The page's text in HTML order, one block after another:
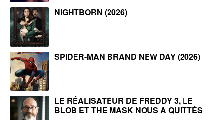
NIGHTBORN (2026)
SPIDER-MAN BRAND NEW DAY (2026)
LE RÉALISATEUR DE FREDDY 3, LE
BLOB ET THE MASK NOUS A QUITTÉS